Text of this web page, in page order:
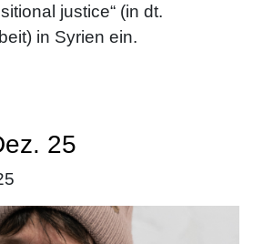
justice“ (in dt.
in Syrien ein.
25